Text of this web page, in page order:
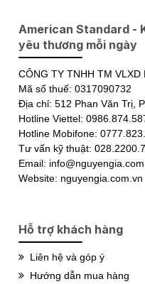
American Standard -
yêu thương mỗi ngày
CÔNG TY TNHH TM VLXD
Mã số thuế: 0317090732
Địa chỉ: 512 Phan Văn Trị,
Hotline Viettel:
Hotline Mobifone:
Tư vấn kỹ thuật:
Email:
Website: nguyengia.com.vn
Hỗ trợ khách hàng
Liên hệ và góp ý
Hướng dẫn mua hàng